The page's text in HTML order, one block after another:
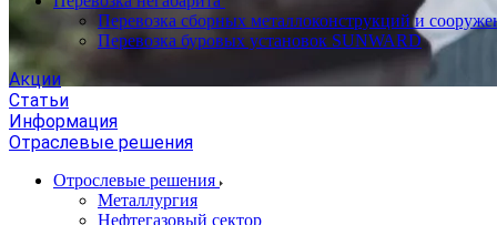
Перевозка сборных металлоконструкций и
Перевозка буровых установок SUNWARD
Акции
Статьи
Информация
Отраслевые решения
Отрослевые решения
Металлургия
Нефтегазовый сектор